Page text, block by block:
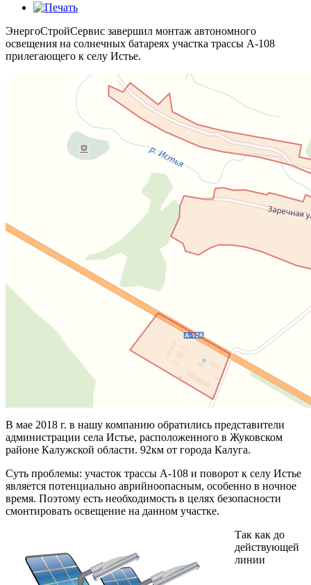
ЭнергоСтройСервис завершил монтаж автономного
освещения на солнечных батареях участка трассы А-108
прилегающего к селу Истье.
В мае 2018 г. в нашу компанию обратились представители
администрации села Истье, расположенного в Жуковском
районе Калужской области. 92км от города Калуга.
Суть проблемы: участок трассы А-108 и поворот к селу Истье
является потенциально аврийноопасным, особенно в ночное
время. Поэтому есть необходимость в целях безопасности
смонтировать освещение на данном участке.
Так как до
действующей
линии